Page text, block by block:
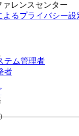
ァレンスセンター
よるプライバシー設
テム管理者
者